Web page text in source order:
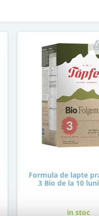
Formula de lapte
3 Bio de la 10
in stoc